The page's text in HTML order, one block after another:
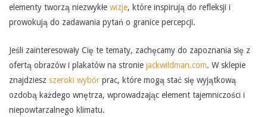
elementy tworzą niezwykłe wizje, które inspirują do refleksji i
prowokują do zadawania pytań o granice percepcji.
Jeśli zainteresowały Cię te tematy, zachęcamy do zapoznania się z
ofertą obrazów i plakatów na stronie jackwildman.com. W sklepie
znajdziesz szeroki wybór prac, które mogą stać się wyjątkową
ozdobą każdego wnętrza, wprowadzając element tajemniczości i
niepowtarzalnego klimatu.